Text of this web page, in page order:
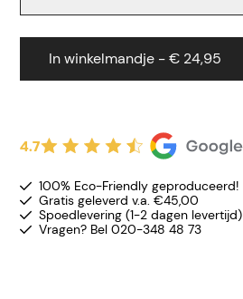
In winkelmandje - € 24,95
4.7
100% Eco-Friendly geproduceerd!
Gratis geleverd v.a. €45,00
Spoedlevering (1-2 dagen levertijd)
Vragen? Bel 020-348 48 73